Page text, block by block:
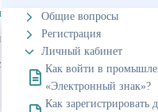
Общие вопросы
Регистрация
Личный кабинет
Как войти в
«Электронный знак»?
Как зарегистрировать